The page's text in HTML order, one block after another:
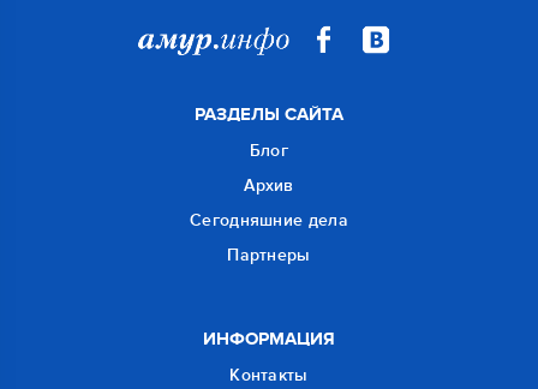
РАЗДЕЛЫ САЙТА
Блог
Архив
Сегодняшние дела
Партнеры
ИНФОРМАЦИЯ
Контакты